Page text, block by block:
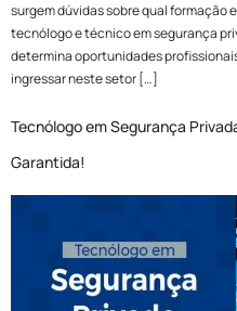
surgem dúvidas sobre qual formação
tecnólogo e técnico em segurança
determina oportunidades
ingressar neste setor […]
Tecnólogo em Segurança
Garantida!